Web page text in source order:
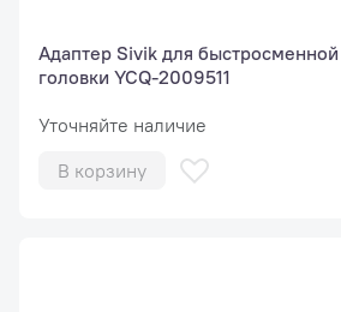
Адаптер Sivik для
головки YCQ-2009511
Уточняйте наличие
В корзину